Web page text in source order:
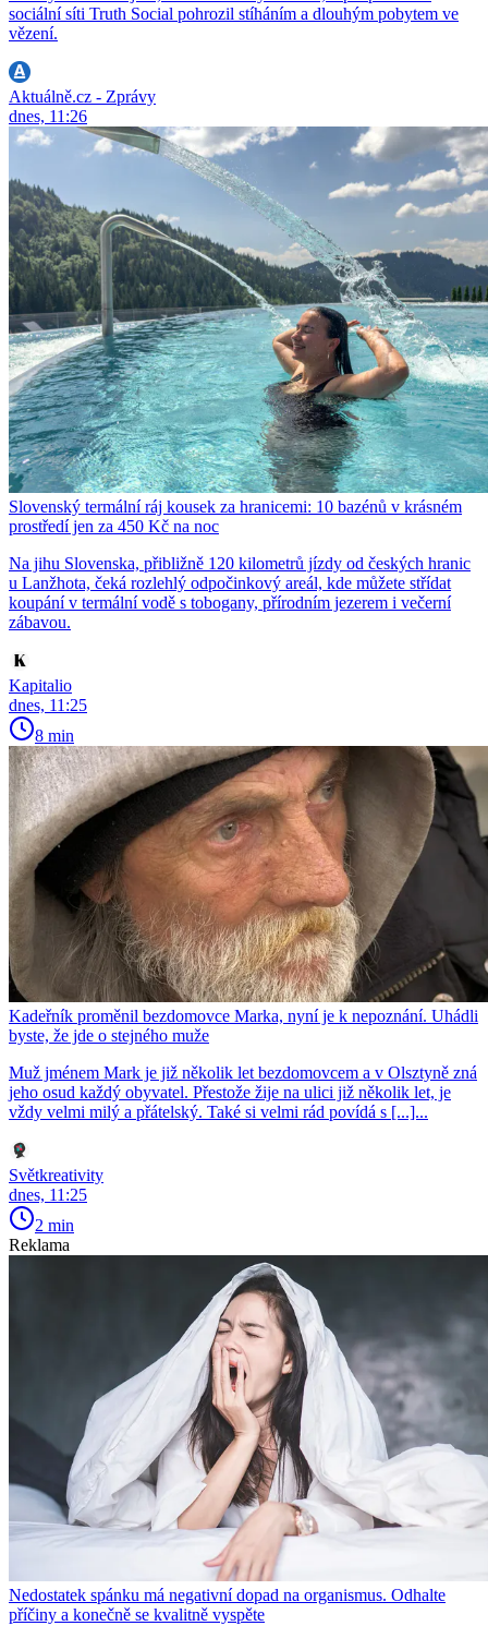
sociální síti Truth Social pohrozil stíháním a dlouhým pobytem ve
vězení.
Aktuálně.cz - Zprávy
dnes, 11:26
Slovenský termální ráj kousek za hranicemi: 10 bazénů v krásném
prostředí jen za 450 Kč na noc
Na jihu Slovenska, přibližně 120 kilometrů jízdy od českých hranic
u Lanžhota, čeká rozlehlý odpočinkový areál, kde můžete střídat
koupání v termální vodě s tobogany, přírodním jezerem i večerní
zábavou.
Kapitalio
dnes, 11:25
8 min
Kadeřník proměnil bezdomovce Marka, nyní je k nepoznání. Uhádli
byste, že jde o stejného muže
Muž jménem Mark je již několik let bezdomovcem a v Olsztyně zná
jeho osud každý obyvatel. Přestože žije na ulici již několik let, je
vždy velmi milý a přátelský. Také si velmi rád povídá s [...]...
Světkreativity
dnes, 11:25
2 min
Reklama
Nedostatek spánku má negativní dopad na organismus. Odhalte
příčiny a konečně se kvalitně vyspěte